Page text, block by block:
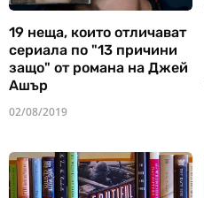
19 неща, които отличават
сериала по "13 причини
защо" от романа на Джей
Ашър
02/08/2019